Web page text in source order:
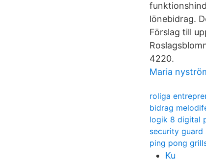
lönebidrag.
Förslag till
4220.
Maria
roliga
bidrag
logik 8 digital
security guard
ping pong
Ku